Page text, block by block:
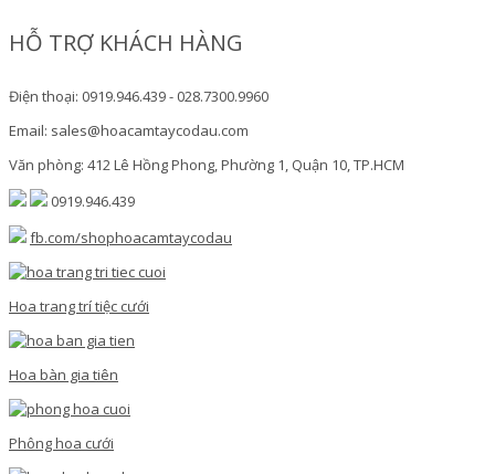
HỖ TRỢ KHÁCH HÀNG
Điện thoại: 0919.946.439 - 028.7300.9960
Email: sales@hoacamtaycodau.com
Văn phòng: 412 Lê Hồng Phong, Phường 1, Quận 10, TP.HCM
0919.946.439
fb.com/shophoacamtaycodau
Hoa trang trí tiệc cưới
Hoa bàn gia tiên
Phông hoa cưới